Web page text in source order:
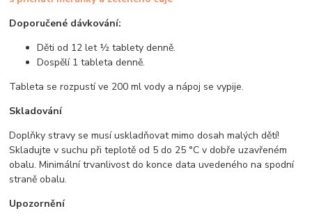
Doporučené dávkování:
Děti od 12 let ½ tablety denně.
Dospělí 1 tableta denně.
Tableta se rozpustí ve 200 ml vody a nápoj se vypije.
Skladování
Doplňky stravy se musí uskladňovat mimo dosah malých dětí!
Skladujte v suchu při teplotě od 5 do 25 °C v dobře uzavřeném
obalu. Minimální trvanlivost do konce data uvedeného na spodní
straně obalu.
Upozornění